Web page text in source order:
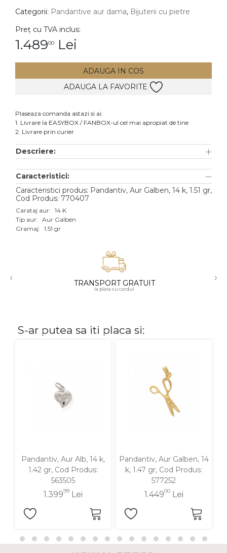
Inele
Cercei
Bratari
Lanturi
Pandantive
Accesorii
Aur galben
Aur alb
Aur roz
Categorii: Pandantive aur dama, Bijuterii cu pietre
Preț cu TVA inclus:
1.48900 Lei
ADAUGA IN COS
ADAUGA LA FAVORITE
Plaseaza comanda astazi si ai:
1. Livrare la EASYBOX / FANBOX-ul cel mai apropiat de tine
2. Livrare prin curier
Descriere:
Caracteristici:
Caracteristici produs: Pandantiv, Aur Galben, 14 k, 1.51 gr,
Cod Produs: 770407
Carataj aur: 14 K
Tip aur: Aur Galben
Gramaj: 1.51 gr
‹ TRANSPORT GRATUIT
la plata cu cardul
›
S-ar putea sa iti placa si:
Pandantiv, Aur Alb, 14 k,
1.42 gr, Cod Produs:
563505
1.39999Lei
Pandantiv, Aur Galben, 14
k, 1.47 gr, Cod Produs:
577252
1.44900Lei